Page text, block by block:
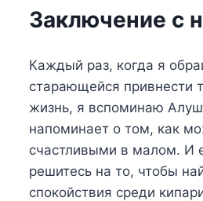
Заключение с
Каждый раз, когда я
старающейся привнести
жизнь, я вспоминаю
напоминает о том, как
счастливыми в малом. И
решитесь на то, чтобы
спокойствия среди